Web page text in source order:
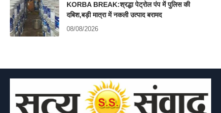
KORBA BREAK:श्रद्धा पेट्रोल पंप में पुलिस की
दबिश,बड़ी मात्रा में नकली उत्पाद बरामद
08/08/2026